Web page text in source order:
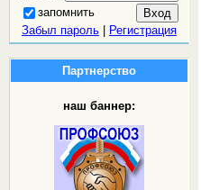
запомнить
Забыл пароль| Регистрация
Партнерство
наш баннер: